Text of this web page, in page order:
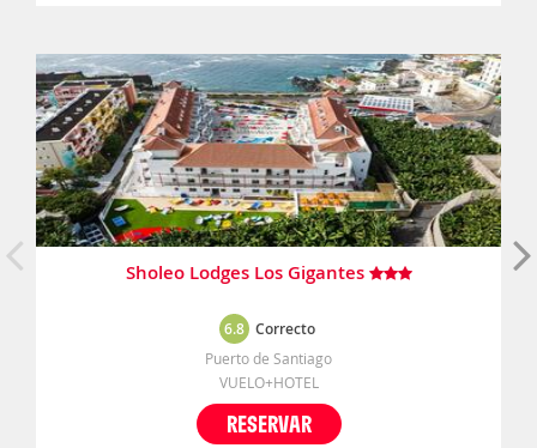
Sholeo Lodges Los Gigantes
6.8 Correcto
Puerto de Santiago
VUELO+HOTEL
RESERVAR